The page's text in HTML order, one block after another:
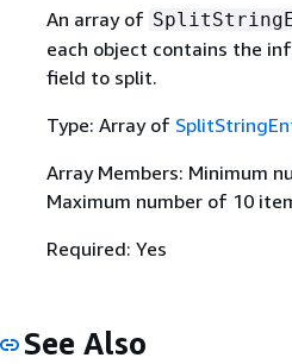
An array of
each object contains the
field to split.
Type: Array of
Array Members: Minimum
Maximum number of 10
Required: Yes
See Also